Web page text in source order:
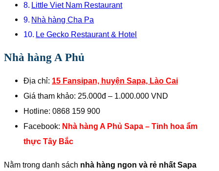
Little Viet Nam Restaurant
Nhà hàng Cha Pa
Le Gecko Restaurant & Hotel
Nhà hàng A Phủ
Địa chỉ: 15 Fansipan, huyện Sapa, Lào Cai
Giá tham khảo: 25.000đ – 1.000.000 VND
Hotline: 0868 159 900
Facebook: Nhà hàng A Phủ Sapa – Tinh hoa ẩm
thực Tây Bắc
Nằm trong danh sách nhà hàng ngon và rẻ nhất Sapa